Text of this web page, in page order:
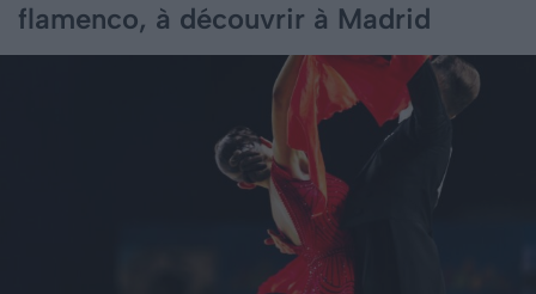
flamenco, à découvrir à Madrid